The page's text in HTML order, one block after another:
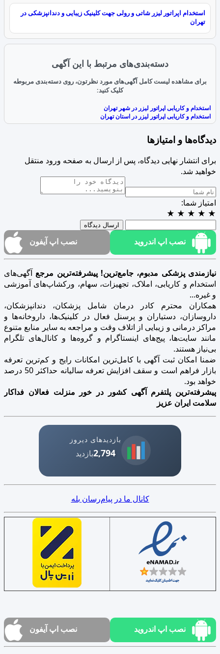
استخدام اپراتور لیزر شاتی و رولی جهت کلینیک زیبایی و دندانپزشکی در
تهران
دسته‌بندی‌های مرتبط با این آگهی
برای مشاهده لیست کامل آگهی‌های مورد نظرتون، روی دسته‌بندی مربوطه
کلیک کنید:
استخدام و کاریابی اپراتور لیزر در شهر تهران
استخدام و کاریابی اپراتور لیزر در استان تهران
دیدگاه‌ها و امتیازها
برای انتشار نهایی دیدگاه، پس از ارسال به صفحه ورود منتقل
خواهید شد.
امتیاز شما:
★
★
★
★
★
ارسال دیدگاه
نصب اپ اندروید نصب اپ آیفون
نیازمندی پزشکی مدبوم، جامع‌ترین! پیشرفته‌ترین مرجع آگهی‌های
استخدام و کاریابی، املاک، تجهیزات، سهام، ورکشاپ‌های آموزشی
و غیره...
همکاران محترم کادر درمان شامل پزشکان، دندانپزشکان،
داروسازان، دستیاران و پرسنل فعال در کلینیک‌ها، داروخانه‌ها و
مراکز درمانی و زیبایی از اتلاف وقت و مراجعه به سایر منابع متنوع
مانند سایت‌ها، پیج‌های اینستاگرام و گروه‌ها و کانال‌های تلگرام
بی‌نیاز هستند.
ضمنا امکان ثبت آگهی با کامل‌ترین امکانات رایج و کم‌ترین تعرفه
بازار فراهم است و سقف افزایش تعرفه سالیانه حداکثر 50 درصد
خواهد بود.
پیشرفته‌ترین پلتفرم آگهی کشور در خور منزلت فعالان فداکار
سلامت ایران عزیز
بازدیدهای دیروز
2,794بازدید
کانال ما در پیام‌رسان بله
نصب اپ اندروید نصب اپ آیفون